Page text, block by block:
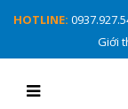
HOTLINE:
Giới